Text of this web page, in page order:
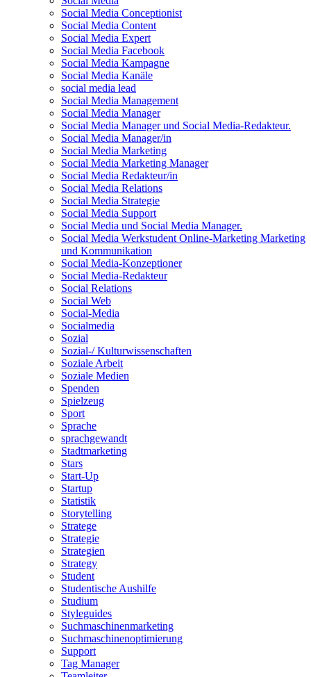
Social Media Conceptionist
Social Media Content
Social Media Expert
Social Media Facebook
Social Media Kampagne
Social Media Kanäle
social media lead
Social Media Management
Social Media Manager
Social Media Manager und Social Media-Redakteur.
Social Media Manager/in
Social Media Marketing
Social Media Marketing Manager
Social Media Redakteur/in
Social Media Relations
Social Media Strategie
Social Media Support
Social Media und Social Media Manager.
Social Media Werkstudent Online-Marketing Marketing
und Kommunikation
Social Media-Konzeptioner
Social Media-Redakteur
Social Relations
Social Web
Social-Media
Socialmedia
Sozial
Sozial-/ Kulturwissenschaften
Soziale Arbeit
Soziale Medien
Spenden
Spielzeug
Sport
Sprache
sprachgewandt
Stadtmarketing
Stars
Start-Up
Startup
Statistik
Storytelling
Stratege
Strategie
Strategien
Strategy
Student
Studentische Aushilfe
Studium
Styleguides
Suchmaschinenmarketing
Suchmaschinenoptimierung
Support
Tag Manager